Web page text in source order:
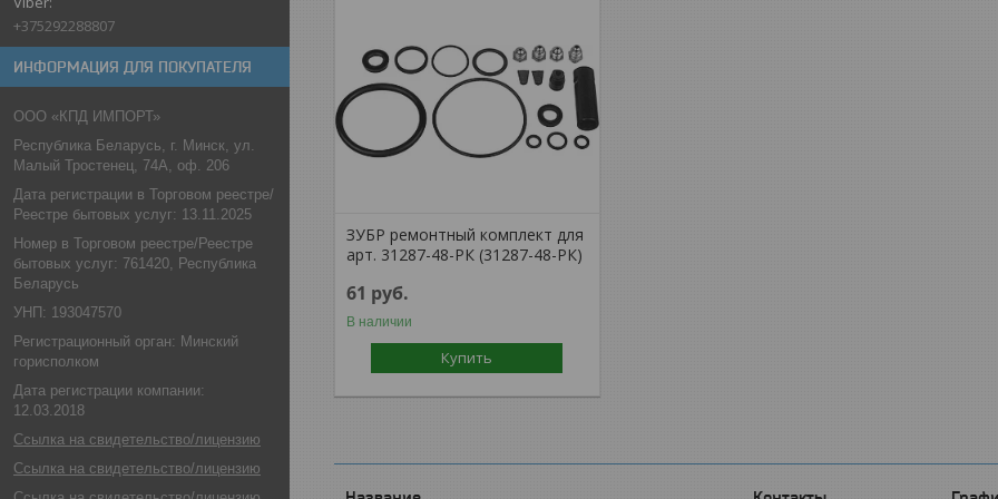
+375292288807
ИНФОРМАЦИЯ ДЛЯ ПОКУПАТЕЛЯ
ООО «КПД ИМПОРТ»
Республика Беларусь, г. Минск, ул.
Малый Тростенец, 74А, оф. 206
Дата регистрации в Торговом реестре/
Реестре бытовых услуг: 13.11.2025
Номер в Торговом реестре/Реестре
бытовых услуг: 761420, Республика
Беларусь
УНП: 193047570
Регистрационный орган: Минский
горисполком
Дата регистрации компании:
12.03.2018
Ссылка на свидетельство/лицензию
Ссылка на свидетельство/лицензию
ЗУБР ремонтный комплект для
арт. 31287-48-РК (31287-48-РК)
61 руб.
В наличии
Купить